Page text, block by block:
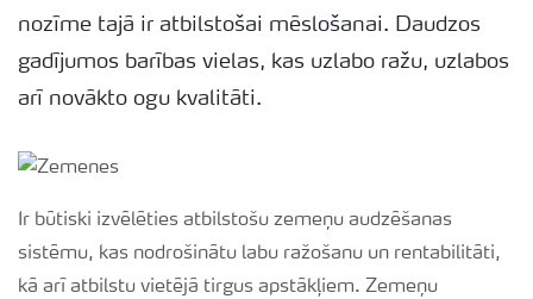
nozīme tajā ir atbilstošai mēslošanai. Daudzos
gadījumos barības vielas, kas uzlabo ražu, uzlabos
arī novākto ogu kvalitāti.
Ir būtiski izvēlēties atbilstošu zemeņu audzēšanas
sistēmu, kas nodrošinātu labu ražošanu un rentabilitāti,
kā arī atbilstu vietējā tirgus apstākļiem. Zemeņu